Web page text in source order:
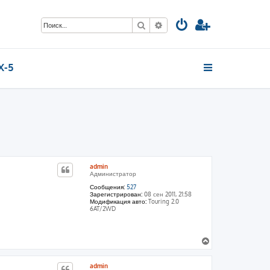
Поиск Расширенный поиск
5
admin
Администратор
Сообщения: 527
Зарегистрирован: 08 сен 2011, 21:58
Модификация авто: Touring 2.0
6AT/2WD
е
р
admin